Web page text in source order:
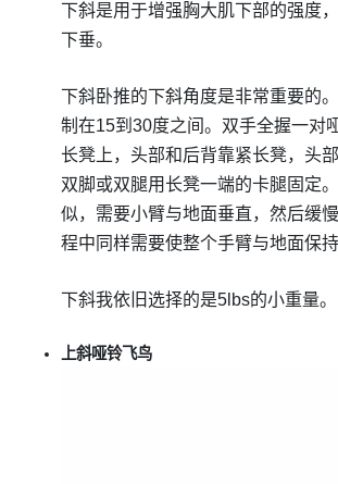
下斜是用于增强胸大肌下部的强度
下垂。
下斜卧推的下斜角度是非常重要的
制在15到30度之间。双手全握一对
长凳上，头部和后背靠紧长凳，头
双脚或双腿用长凳一端的卡腿固定
似，需要小臂与地面垂直，然后缓
程中同样需要使整个手臂与地面保持
下斜我依旧选择的是5lbs的小重量。
上斜哑铃飞鸟